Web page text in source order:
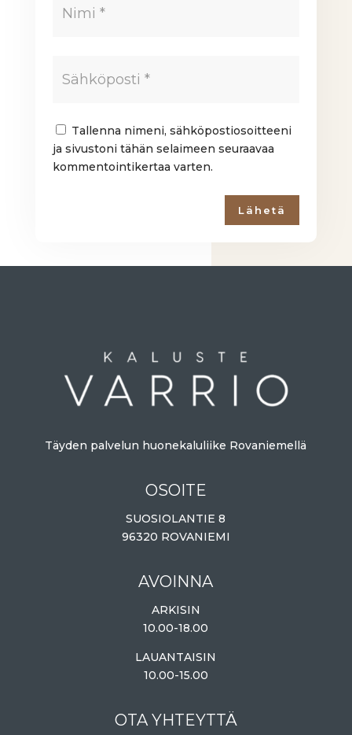
Tallenna nimeni, sähköpostiosoitteeni
ja sivustoni tähän selaimeen seuraavaa
kommentointikertaa varten.
Lähetä
Täyden palvelun huonekaluliike Rovaniemellä
OSOITE
SUOSIOLANTIE 8
96320 ROVANIEMI
AVOINNA
ARKISIN
10.00-18.00
LAUANTAISIN
10.00-15.00
OTA YHTEYTTÄ